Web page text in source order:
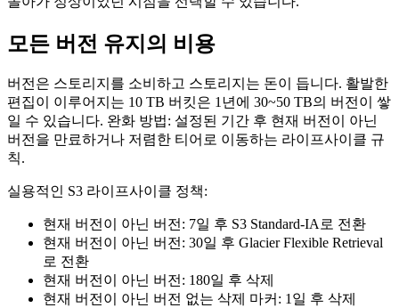
모든 버전 유지의 비용
버전은 스토리지를 소비하고 스토리지는 돈이 듭니다. 활발한
편집이 이루어지는 10 TB 버킷은 1년에 30~50 TB의 버전이 쌓
일 수 있습니다. 완화 방법: 설정된 기간 후 현재 버전이 아닌
버전을 만료하거나 저렴한 티어로 이동하는 라이프사이클 규
칙.
실용적인 S3 라이프사이클 정책:
현재 버전이 아닌 버전: 7일 후 S3 Standard-IA로 전환
현재 버전이 아닌 버전: 30일 후 Glacier Flexible Retrieval
로 전환
현재 버전이 아닌 버전: 180일 후 삭제
현재 버전이 아닌 버전 없는 삭제 마커: 1일 후 삭제